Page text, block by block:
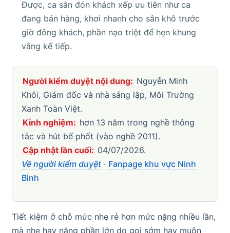
Được, ca sân đón khách xếp ưu tiên như ca
đang bán hàng, khơi nhanh cho sân khô trước
giờ đông khách, phần nạo triệt để hẹn khung
vắng kế tiếp.
Người kiểm duyệt nội dung: Nguyễn Minh
Khôi, Giám đốc và nhà sáng lập, Môi Trường
Xanh Toàn Việt.
Kinh nghiệm: hơn 13 năm trong nghề thông
tắc và hút bể phốt (vào nghề 2011).
Cập nhật lần cuối: 04/07/2026.
Về người kiểm duyệt · Fanpage khu vực Ninh
Bình
Tiết kiệm ở chỗ mức nhẹ rẻ hơn mức nặng nhiều lần,
mà nhẹ hay nặng phần lớn do gọi sớm hay muộn